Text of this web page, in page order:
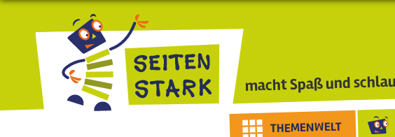
Direkt zum Inhalt
macht Spaß und schlau
THEMENWELT